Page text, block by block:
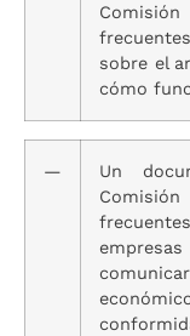
sobre el
cómo
—
Un